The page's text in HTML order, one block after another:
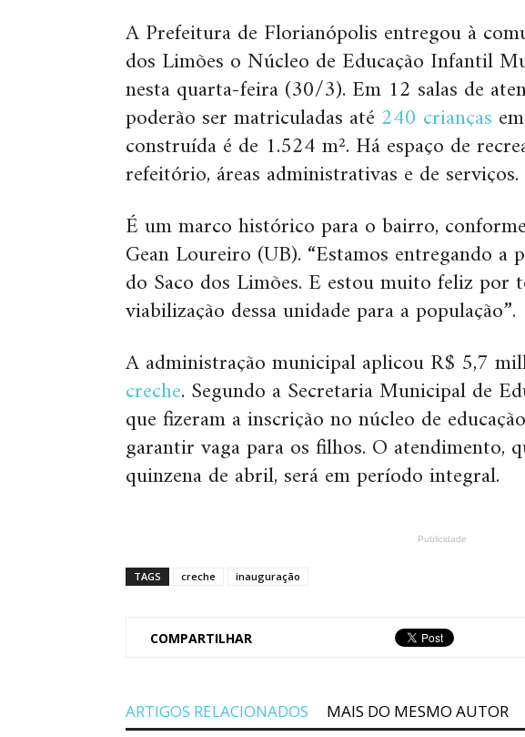
A Prefeitura de Florianópolis entregou à
dos Limões o Núcleo de Educação Infantil
nesta quarta-feira (30/3). Em 12 salas de
poderão ser matriculadas até 240 crianças
construída é de 1.524 m². Há espaço de
refeitório, áreas administrativas e de
É um marco histórico para o bairro,
Gean Loureiro (UB). “Estamos entregando a
do Saco dos Limões. E estou muito feliz por
viabilização dessa unidade para a população”.
A administração municipal aplicou R$ 5,7
creche. Segundo a Secretaria Municipal de
que fizeram a inscrição no núcleo de
garantir vaga para os filhos. O atendimento,
quinzena de abril, será em período integral.
Publicidade
TAGS creche inauguração
COMPARTILHAR
ARTIGOS RELACIONADOS MAIS DO MESMO AUTOR